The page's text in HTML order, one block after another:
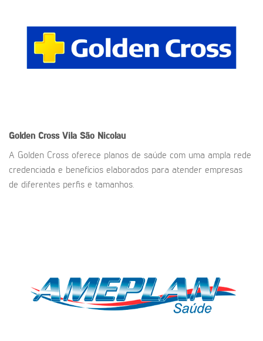
Golden Cross Vila São Nicolau
A Golden Cross oferece planos de saúde com uma ampla rede
credenciada e benefícios elaborados para atender empresas
de diferentes perfis e tamanhos.